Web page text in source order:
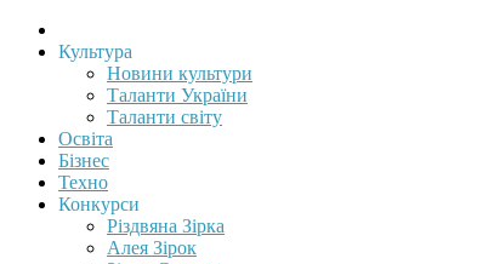
Культура
Новини культури
Таланти України
Таланти світу
Освіта
Бізнес
Техно
Конкурси
Різдвяна Зірка
Алея Зірок